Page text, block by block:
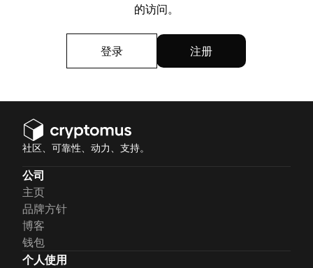
的访问。
登录 注册
社区、可靠性、动力、支持。
公司
主页
品牌方针
博客
钱包
个人使用